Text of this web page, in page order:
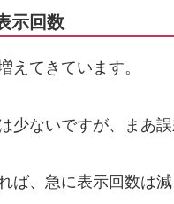
示回数
えてきています。
少ないですが、まあ
ば、急に表示回数は